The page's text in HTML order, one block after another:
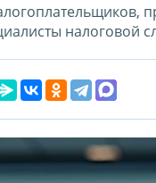
налоговой